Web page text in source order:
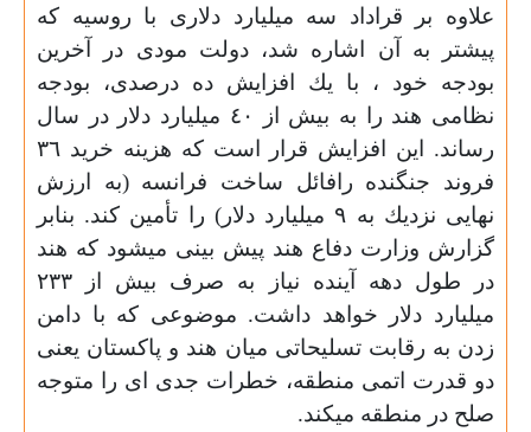
علاوه بر قراداد سه ميليارد دلارى با روسيه كه
پيشتر به آن اشاره شد، دولت مودى در آخرين
بودجه خود ، با يك افزايش ده درصدى، بودجه
نظامى هند را به بيش از ٤٠ ميليارد دلار در سال
رساند. اين افزايش قرار است كه هزينه خريد ٣٦
فروند جنگنده رافائل ساخت فرانسه (به ارزش
نهايى نزديك به ٩ ميليارد دلار) را تأمين كند. بنابر
گزارش وزارت دفاع هند پيش بينى ميشود كه هند
در طول دهه آينده نياز به صرف بيش از ٢٣٣
ميليارد دلار خواهد داشت. موضوعى كه با دامن
زدن به رقابت تسليحاتى ميان هند و پاكستان يعنى
دو قدرت اتمى منطقه، خطرات جدى اى را متوجه
صلح در منطقه ميكند.